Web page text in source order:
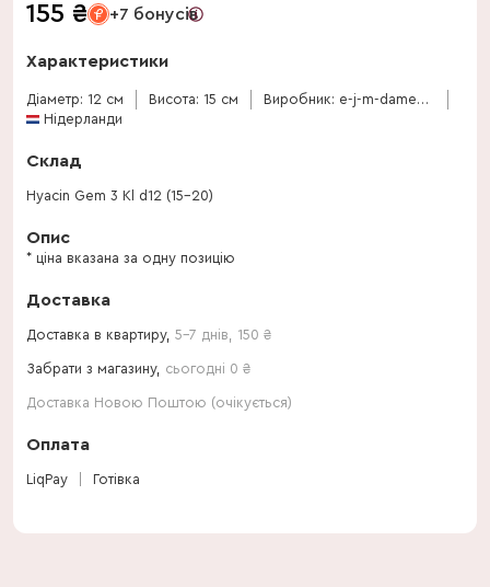
155 ₴ +7 бонусів
Характеристики
Діаметр: 12 см Висота: 15 см
Виробник: e-j-m-damen-en-zoon-bv
Нідерланди
Склад
Hyacin Gem 3 Kl d12 (15-20)
Опис
* ціна вказана за одну позицію
Доставка
Доставка в квартиру, 5-7 днів 150 ₴
Забрати з магазину, сьогодні 0 ₴
Доставка Новою Поштою (очікується)
Оплата
LiqPay Готівка